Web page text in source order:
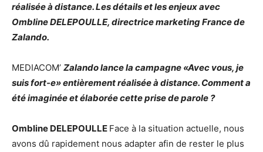
réalisée à distance. Les détails et les enjeux avec
Ombline DELEPOULLE, directrice marketing France de
Zalando.
MEDIACOM’ Zalando lance la campagne «Avec vous, je
suis fort-e» entièrement réalisée à distance. Comment a
été imaginée et élaborée cette prise de parole ?
Ombline DELEPOULLE Face à la situation actuelle, nous
avons dû rapidement nous adapter afin de rester le plus